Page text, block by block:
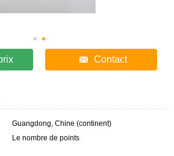
Contact
Guangdong, Chine (continent)
Le nombre de points